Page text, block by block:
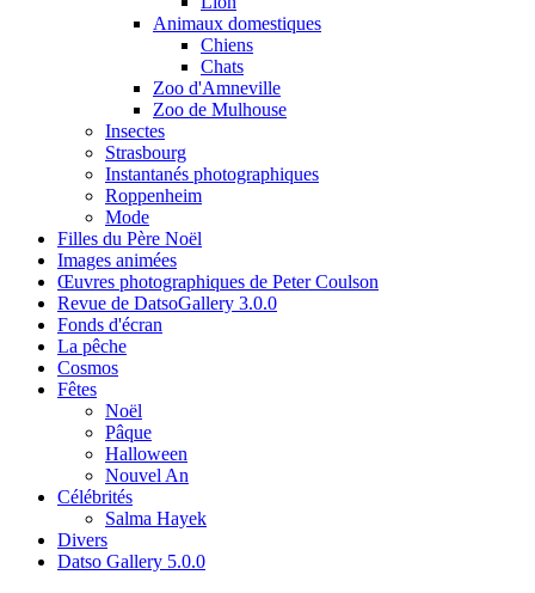
Animaux domestiques
Chiens
Chats
Zoo d'Amneville
Zoo de Mulhouse
Insectes
Strasbourg
Instantanés photographiques
Roppenheim
Mode
Filles du Père Noël
Images animées
Œuvres photographiques de Peter Coulson
Revue de DatsoGallery 3.0.0
Fonds d'écran
La pêche
Cosmos
Fêtes
Noël
Pâque
Halloween
Nouvel An
Célébrités
Salma Hayek
Divers
Datso Gallery 5.0.0